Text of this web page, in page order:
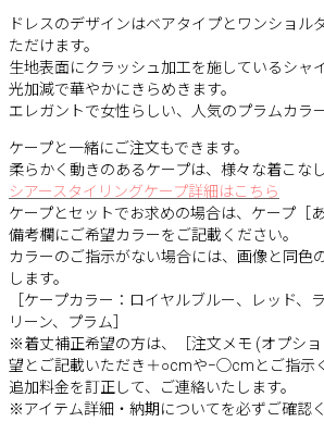
ドレスのデザインはベアタイプとワンショル
ただけます。
生地表面にクラッシュ加工を施しているシャ
光加減で華やかにきらめきます。
エレガントで女性らしい、人気のプラムカラー
ケープと一緒にご注文もできます。
柔らかく動きのあるケープは、様々な着こな
シアースタイリングケープ詳細はこちら
ケープとセットでお求めの場合は、ケープ［
備考欄にご希望カラーをご記載ください。
カラーのご指示がない場合には、画像と同色
します。
［ケープカラー：ロイヤルブルー、レッド、
リーン、プラム］
※着丈補正希望の方は、［注文メモ (オプシ
望とご記載いただき＋○cmや−◯cmとご指示
追加料金を訂正して、ご連絡いたします。
※アイテム詳細・納期についてを必ずご確認く